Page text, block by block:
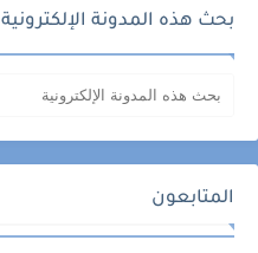
بحث هذه المدونة الإلكترونية
المتابعون